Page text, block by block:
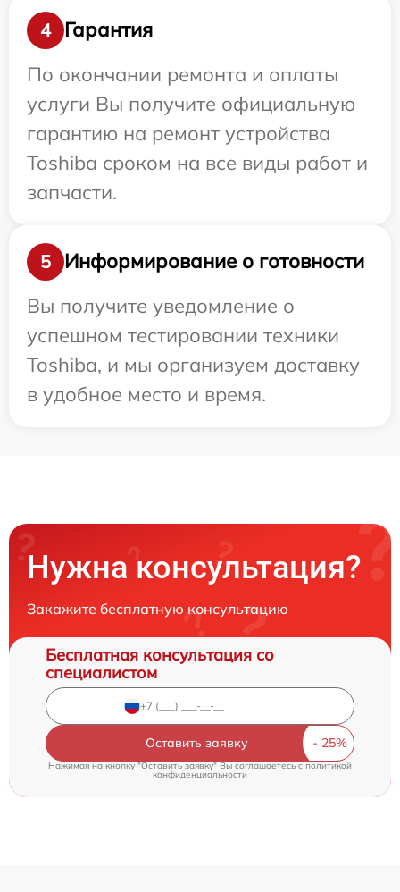
4
Гарантия
По окончании ремонта и оплаты
услуги Вы получите официальную
гарантию на ремонт устройства
Toshiba сроком на все виды работ и
запчасти.
5
Информирование о готовности
Вы получите уведомление о
успешном тестировании техники
Toshiba, и мы организуем доставку
в удобное место и время.
Нужна консультация?
Закажите бесплатную консультацию
Бесплатная консультация со
специалистом
Оставить заявку
Нажимая на кнопку "Оставить заявку" Вы соглашаетесь cполитикой
конфиденциальности